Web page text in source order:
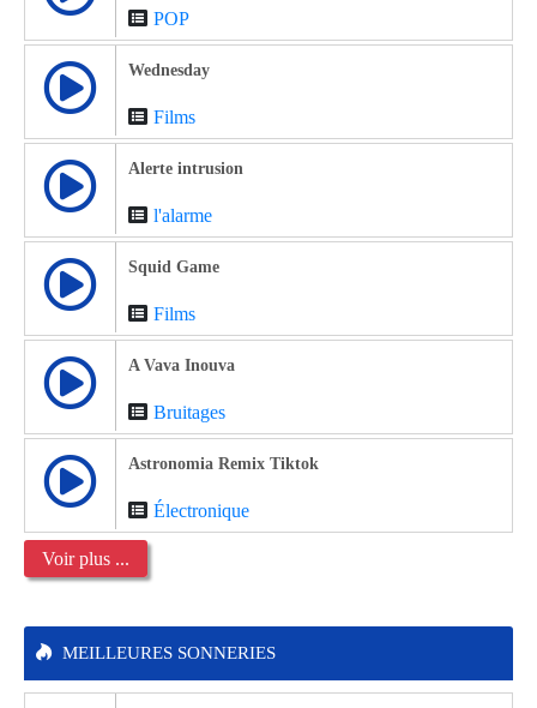
POP
Wednesday
Films
Alerte intrusion
l'alarme
Squid Game
Films
A Vava Inouva
Bruitages
Astronomia Remix Tiktok
Électronique
Voir plus ...
MEILLEURES SONNERIES